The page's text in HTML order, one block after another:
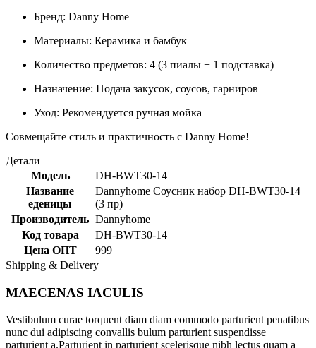
Бренд: Danny Home
Материалы: Керамика и бамбук
Количество предметов: 4 (3 пиалы + 1 подставка)
Назначение: Подача закусок, соусов, гарниров
Уход: Рекомендуется ручная мойка
Совмещайте стиль и практичность с Danny Home!
Детали
Модель
DH-BWT30-14
Название
еденицы
Dannyhome Соусник набор DH-BWT30-14
(3 пр)
Производитель Dannyhome
Код товара
DH-BWT30-14
Цена ОПТ
999
Shipping & Delivery
MAECENAS IACULIS
Vestibulum curae torquent diam diam commodo parturient penatibus
nunc dui adipiscing convallis bulum parturient suspendisse
parturient a.Parturient in parturient scelerisque nibh lectus quam a